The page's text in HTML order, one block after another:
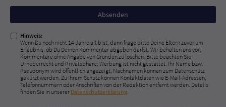
Nicht
ausfüllen!
Hinweis:
Wenn Du noch nicht 14 Jahre alt bist, dann frage bitte Deine Eltern zuvor um
Erlaubnis, ob Du Deinen Kommentar abgeben darfst. Wir behalten uns vor,
Kommentare ohne Angabe von Gründen zu löschen. Bitte beachten Sie
Urheberrecht und Privatsphäre; Werbung ist nicht gestattet. Ihr Name bzw.
Pseudonym wird öffentlich angezeigt; Nachnamen können zum Datenschutz
gekürzt werden. Zu Ihrem Schutz können Kontaktdaten wie E-Mail-Adressen,
Telefonnummern oder Anschriften von der Redaktion entfernt werden. Details
finden Sie in unserer Datenschutzerklärung